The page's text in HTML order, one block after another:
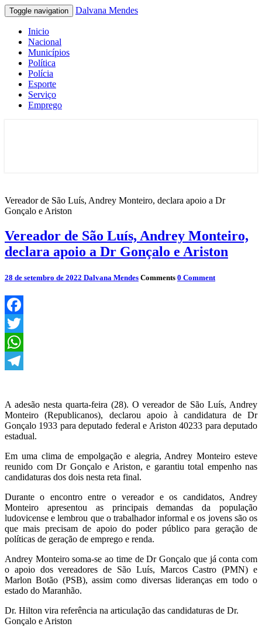
Toggle navigation Dalvana Mendes
Inicio
Nacional
Municípios
Política
Polícia
Esporte
Serviço
Emprego
Vereador de São Luís, Andrey Monteiro, declara apoio a Dr
Gonçalo e Ariston
Vereador de São Luís, Andrey Monteiro,
declara apoio a Dr Gonçalo e Ariston
28 de setembro de 2022 Dalvana Mendes Comments 0 Comment
Facebook
Twitter
WhatsApp
A adesão nesta quarta-feira (28). O vereador de São Luís, Andrey
Monteiro (Republicanos), declarou apoio à candidatura de Dr
Gonçalo 1933 para deputado federal e Ariston 40233 para deputado
estadual.
Em uma clima de empolgação e alegria, Andrey Monteiro esteve
reunido com Dr Gonçalo e Ariston, e garantiu total empenho nas
candidaturas dos dois nesta reta final.
Durante o encontro entre o vereador e os candidatos, Andrey
Monteiro apresentou as principais demandas da população
ludovicense e lembrou que o trabalhador informal e os jovens são os
que mais precisam de apoio do poder público para geração de
políticas de geração de emprego e renda.
Andrey Monteiro soma-se ao time de Dr Gonçalo que já conta com
o apoio dos vereadores de São Luís, Marcos Castro (PMN) e
Marlon Botão (PSB), assim como diversas lideranças em todo o
estado do Maranhão.
Dr. Hilton vira referência na articulação das candidaturas de Dr.
Gonçalo e Ariston